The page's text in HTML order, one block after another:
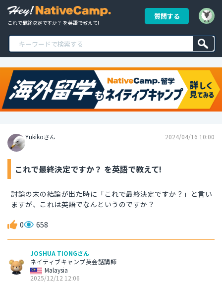
これで最終決定ですか？ を英語で教えて!
質問する
Yukikoさん 2024/04/16 10:00
これで最終決定ですか？ を英語で教えて!
討論の末の結論が出た時に「これで最終決定ですか？」と言い
ますが、これは英語でなんというのですか？
0 658
JOSHUA TIONGさん
ネイティブキャンプ英会話講師
Malaysia
2025/12/12 12:06